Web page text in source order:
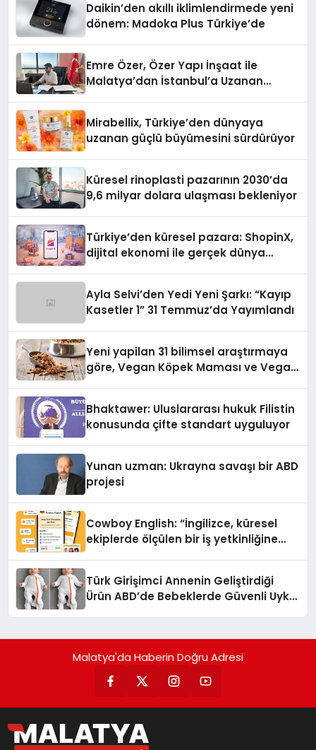
Daikin’den akıllı iklimlendirmede yeni
dönem: Madoka Plus Türkiye’de
Emre Özer, Özer Yapı İnşaat ile
Malatya’dan İstanbul’a Uzanan
Mirabellix, Türkiye’den dünyaya
uzanan güçlü büyümesini sürdürüyor
Küresel rinoplasti pazarının 2030’da
9,6 milyar dolara ulaşması bekleniyor
Türkiye’den küresel pazara: ShopinX,
dijital ekonomi ile gerçek dünya
Ayla Selvi’den Yedi Yeni Şarkı: “Kayıp
Kasetler 1” 31 Temmuz’da Yayımlandı
Yeni yapilan 31 bilimsel araştırmaya
göre, Vegan Köpek Maması ve Vegan
Bhaktawer: Uluslararası hukuk Filistin
konusunda çifte standart uyguluyor
Yunan uzman: Ukrayna savaşı bir ABD
projesi
Cowboy English: “İngilizce, küresel
ekiplerde ölçülen bir iş yetkinliğine
Türk Girişimci Annenin Geliştirdiği
Ürün ABD’de Bebeklerde Güvenli Uyku
Malatya'da Haberin Doğru Adresi